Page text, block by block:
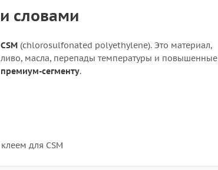
словами
CSM (chlorosulfonated polyethylene). Это материал,
масла, перепады температуры и повышенные
премиум-сегменту.
для CSM